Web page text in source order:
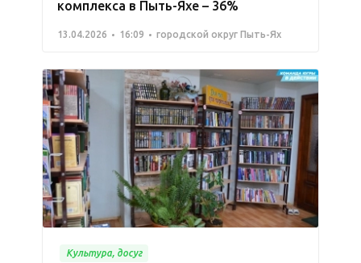
комплекса в Пыть-Яхе – 36%
13.04.2026 16:09 городской округ Пыть-Ях
Культура, досуг